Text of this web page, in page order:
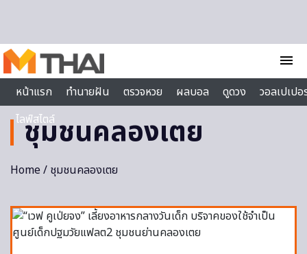
menu
หน้าแรก
ทำนายฝัน ตรวจหวย ผลบอล ดูดวง
วอลเปเป
ไลฟ์สไตล์
ชุมชนคลองเตย
Home/ ชุมชนคลองเตย